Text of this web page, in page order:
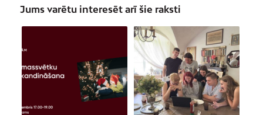
Jums varētu interesēt arī šie raksti